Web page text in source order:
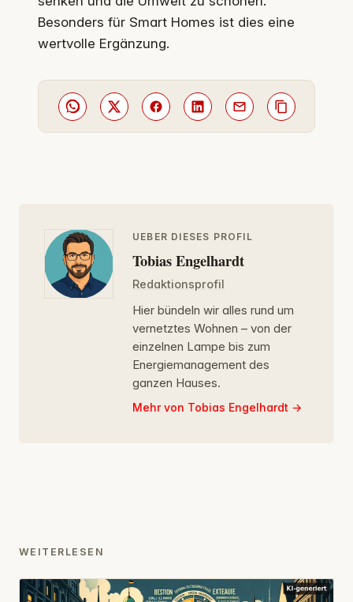
Besonders für Smart Homes ist dies eine
wertvolle Ergänzung.
UEBER DIESES PROFIL
Tobias Engelhardt
Redaktionsprofil
Hier bündeln wir alles rund um
vernetztes Wohnen – von der
einzelnen Lampe bis zum
Energiemanagement des
ganzen Hauses.
Mehr von Tobias Engelhardt
WEITERLESEN